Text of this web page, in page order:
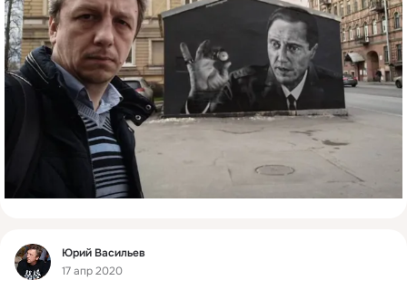
Фид
Юрий Васильев
17 апр 2020